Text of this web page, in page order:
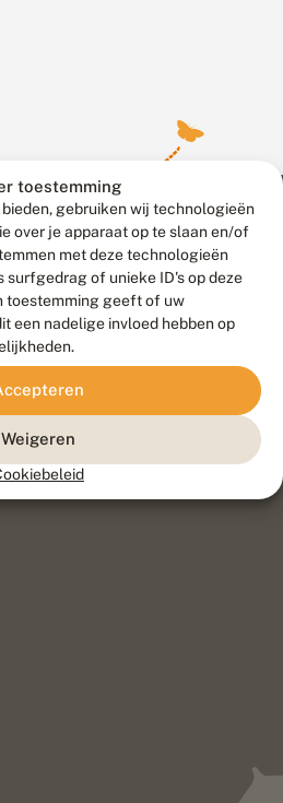
toestemming
gebruiken wij technologieën
over je apparaat op te slaan en/of
met deze technologieën
surfgedrag of unieke ID's op deze
toestemming geeft of uw
een nadelige invloed hebben op
Weigeren
Vlinderstichting
Go2People
, ontworpen door
Field Agency
Privacy
Disclaimer
Sitemap